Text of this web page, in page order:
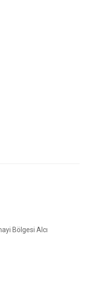
Bölgesi Alcı